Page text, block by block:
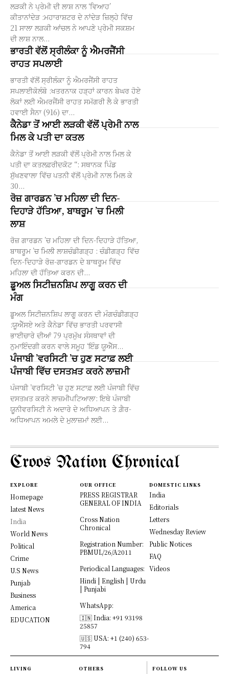
ਲੜਕੀ ਨੇ ਪ੍ਰੇਮੀ ਦੀ ਲਾਸ਼ ਨਾਲ ‘ਵਿਆਹ’
ਕੀਤਾਨਾਂਦੇੜ :ਮਹਾਰਾਸ਼ਟਰ ਦੇ ਨਾਂਦੇੜ ਜ਼ਿਲ੍ਹੇ ਵਿੱਚ
21 ਸਾਲਾ ਲੜਕੀ ਆਂਚਲ ਨੇ ਆਪਣੇ ਪ੍ਰੇਮੀ ਸਕਸ਼ਮ
ਦੀ ਲਾਸ਼ ਨਾਲ...
ਭਾਰਤੀ ਵੱਲੋਂ ਸ੍ਰੀਲੰਕਾ ਨੂੰ ਐਮਰਜੈਂਸੀ
ਰਾਹਤ ਸਪਲਾਈ
ਭਾਰਤੀ ਵੱਲੋਂ ਸ੍ਰੀਲੰਕਾ ਨੂੰ ਐਮਰਜੈਂਸੀ ਰਾਹਤ
ਸਪਲਾਈਕੋਲੰਬੋ :ਖਤਰਨਾਕ ਹੜ੍ਹਾਂ ਕਾਰਨ ਬੇਘਰ ਹੋਏ
ਲੋਕਾਂ ਲਈ ਐਮਰਜੈਂਸੀ ਰਾਹਤ ਸਮੱਗਰੀ ਲੈ ਕੇ ਭਾਰਤੀ
ਹਵਾਈ ਸੈਨਾ (916) ਦਾ...
ਕੈਨੇਡਾ ਤੋਂ ਆਈ ਲੜਕੀ ਵੱਲੋਂ ਪ੍ਰੇਮੀ ਨਾਲ
ਮਿਲ ਕੇ ਪਤੀ ਦਾ ਕਤਲ
ਕੈਨੇਡਾ ਤੋਂ ਆਈ ਲੜਕੀ ਵੱਲੋਂ ਪ੍ਰੇਮੀ ਨਾਲ ਮਿਲ ਕੇ
ਪਤੀ ਦਾ ਕਤਲਫ਼ਰੀਦਕੋਟ “: ਸਥਾਨਕ ਪਿੰਡ
ਸੁੱਖਣਵਾਲਾ ਵਿੱਚ ਪਤਨੀ ਵੱਲੋਂ ਪ੍ਰੇਮੀ ਨਾਲ ਮਿਲ ਕੇ
30...
ਰੋਜ਼ ਗਾਰਡਨ ’ਚ ਮਹਿਲਾ ਦੀ ਦਿਨ-
ਦਿਹਾੜੇ ਹੱਤਿਆ, ਬਾਥਰੂਮ ’ਚ ਮਿਲੀ
ਲਾਸ਼
ਰੋਜ਼ ਗਾਰਡਨ ’ਚ ਮਹਿਲਾ ਦੀ ਦਿਨ-ਦਿਹਾੜੇ ਹੱਤਿਆ,
ਬਾਥਰੂਮ ’ਚ ਮਿਲੀ ਲਾਸ਼ਚੰਡੀਗੜ੍ਹ : ਚੰਡੀਗੜ੍ਹ ਵਿੱਚ
ਦਿਨ-ਦਿਹਾੜੇ ਰੋਜ਼-ਗਾਰਡਨ ਦੇ ਬਾਥਰੂਮ ਵਿੱਚ
ਮਹਿਲਾ ਦੀ ਹੱਤਿਆ ਕਰਨ ਦੀ...
ਡੂਅਲ ਸਿਟੀਜ਼ਨਸ਼ਿਪ ਲਾਗੂ ਕਰਨ ਦੀ
ਮੰਗ
ਡੂਅਲ ਸਿਟੀਜ਼ਨਸ਼ਿਪ ਲਾਗੂ ਕਰਨ ਦੀ ਮੰਗਚੰਡੀਗੜ੍ਹ
:ਯੂਐੱਸਏ ਅਤੇ ਕੈਨੇਡਾ ਵਿੱਚ ਭਾਰਤੀ ਪਰਵਾਸੀ
ਭਾਈਚਾਰੇ ਦੀਆਂ 79 ਪ੍ਰਮੁੱਖ ਸੰਸਥਾਵਾਂ ਦੀ
ਨੁਮਾਇੰਦਗੀ ਕਰਨ ਵਾਲੇ ਸਮੂਹ ‘ਇੰਡ ਯੂਐੱਸ...
ਪੰਜਾਬੀ ’ਵਰਸਿਟੀ ’ਚ ਹੁਣ ਸਟਾਫ਼ ਲਈ
ਪੰਜਾਬੀ ਵਿੱਚ ਦਸਤਖ਼ਤ ਕਰਨੇ ਲਾਜ਼ਮੀ
ਪੰਜਾਬੀ ’ਵਰਸਿਟੀ ’ਚ ਹੁਣ ਸਟਾਫ਼ ਲਈ ਪੰਜਾਬੀ ਵਿੱਚ
ਦਸਤਖ਼ਤ ਕਰਨੇ ਲਾਜ਼ਮੀਪਟਿਆਲਾ: ਇਥੇ ਪੰਜਾਬੀ
ਯੂੁਨੀਵਰਸਿਟੀ ਨੇ ਅਦਾਰੇ ਦੇ ਅਧਿਆਪਨ ਤੇ ਗ਼ੈਰ-
ਅਧਿਆਪਨ ਅਮਲੇ ਦੇ ਮੁਲਾਜ਼ਮਾਂ ਲਈ...
Croos Nation Chronical
EXPLORE
Homepage
latest News
India
World News
Political
Crime
U.S News
Punjab
Business
America
EDUCATION
OUR OFFICE
PRESS REGISTRAR
GENERAL OF INDIA
Cross Nation
Chronical
Registration Number:
PBMUL/26/A2011
Periodical Languages:
Hindi | English | Urdu
| Punjabi
WhatsApp:
🇮🇳 India: +91 93198
25857
🇺🇸 USA: +1 (240) 653-
794
DOMESTIC LINKS
India
Editorials
Letters
Wednesday Review
Public Notices
FAQ
Videos
LIVING OTHERS FOLLOW US